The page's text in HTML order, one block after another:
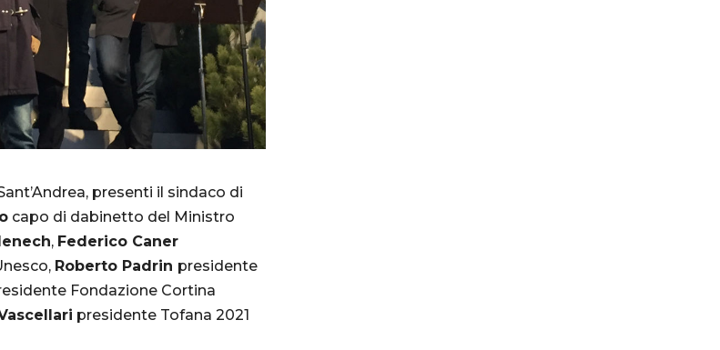
presenti il sindaco di
capo di dabinetto del Ministro
, Federico Caner
Roberto Padrin presidente
Fondazione Cortina
presidente Tofana 2021